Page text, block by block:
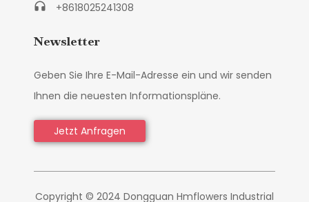
+8618025241308
Newsletter
Geben Sie Ihre E-Mail-Adresse ein und wir senden
Ihnen die neuesten Informationspläne.
Jetzt Anfragen
Copyright © 2024 Dongguan Hmflowers Industrial